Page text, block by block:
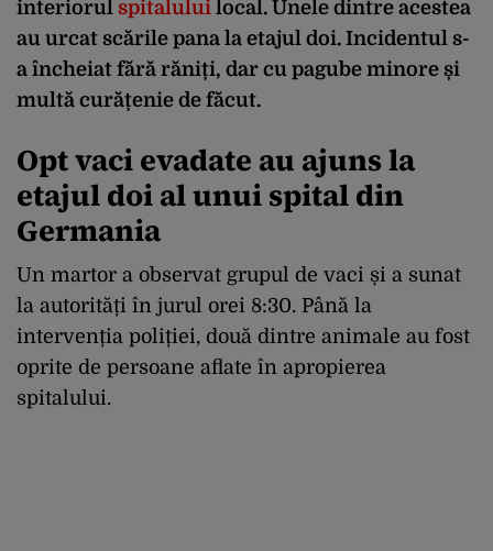
interiorul spitalului local. Unele dintre acestea
au urcat scările pana la etajul doi. Incidentul s-
a încheiat fără răniți, dar cu pagube minore și
multă curățenie de făcut.
Opt vaci evadate au ajuns la
etajul doi al unui spital din
Germania
Un martor a observat grupul de vaci și a sunat
la autorități în jurul orei 8:30. Până la
intervenția poliției, două dintre animale au fost
oprite de persoane aflate în apropierea
spitalului.